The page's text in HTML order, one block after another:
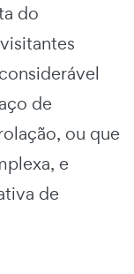
do
de
ou que
e
de